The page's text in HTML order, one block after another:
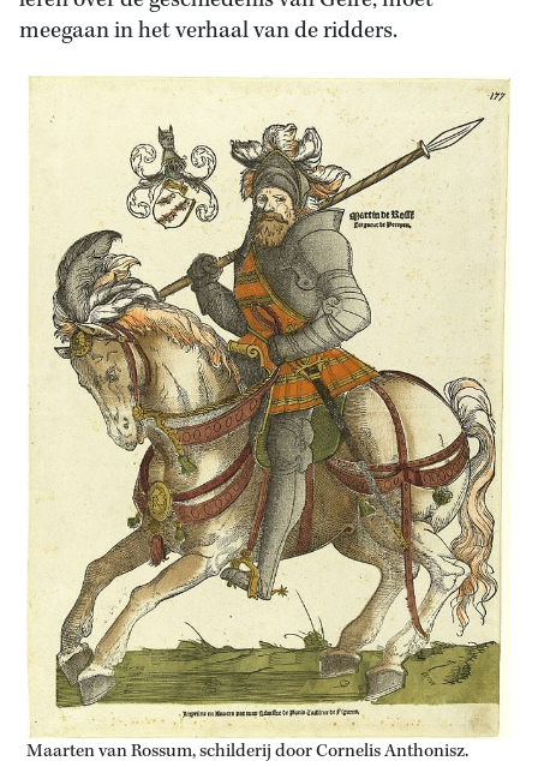
meegaan in het verhaal van de ridders.
Maarten van Rossum, schilderij door Cornelis Anthonisz.